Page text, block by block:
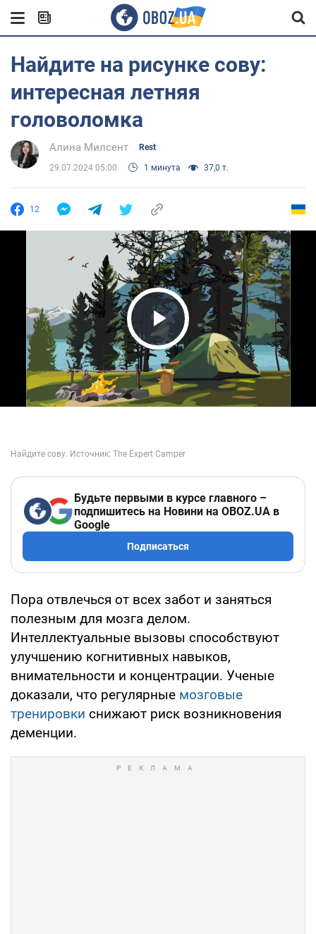
Найдите на рисунке сову:
интересная летняя
головоломка
Алина Милсент Rest
29.07.2024 05:00 1 минута 37,0 т.
12
Play Video
Будьте первыми в курсе главного –
подпишитесь на Новини на OBOZ.UA в
Google
Подписаться
Пора отвлечься от всех забот и заняться
полезным для мозга делом.
Интеллектуальные вызовы способствуют
улучшению когнитивных навыков,
внимательности и концентрации. Ученые
доказали, что регулярные мозговые
тренировки снижают риск возникновения
деменции.